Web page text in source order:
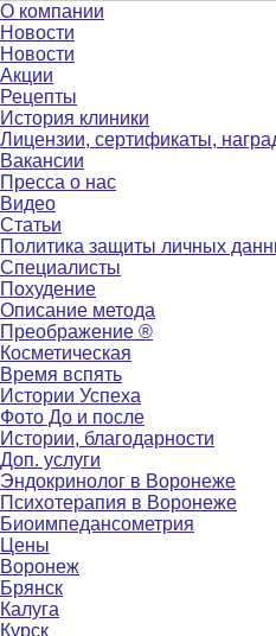
О компании
Новости
Новости
Акции
Рецепты
История клиники
Лицензии, сертификаты,
Вакансии
Пресса о нас
Видео
Статьи
Политика защиты личных
Специалисты
Похудение
Описание метода
Преображение ®
Косметическая
Время вспять
Истории Успеха
Фото До и после
Истории, благодарности
Доп. услуги
Эндокринолог в Воронеже
Психотерапия в Воронеже
Биоимпедансометрия
Цены
Воронеж
Брянск
Калуга
Курск